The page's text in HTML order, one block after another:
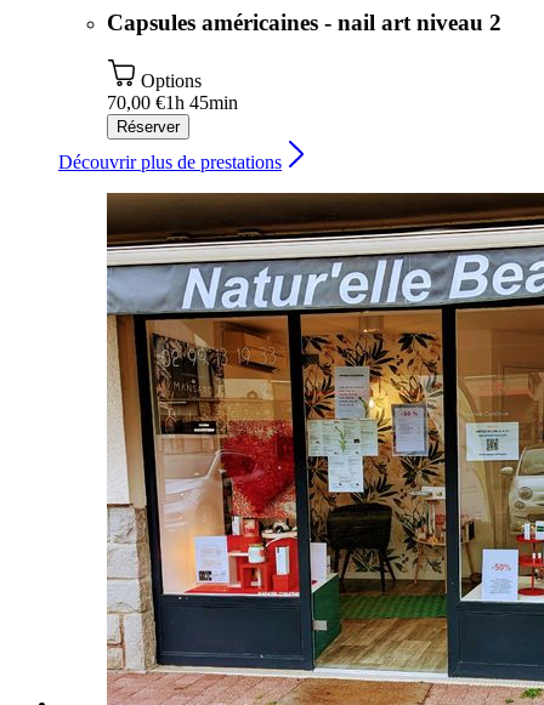
Capsules américaines - nail art niveau 2
Options
70,00 €1h 45min
Réserver
Découvrir plus de prestations